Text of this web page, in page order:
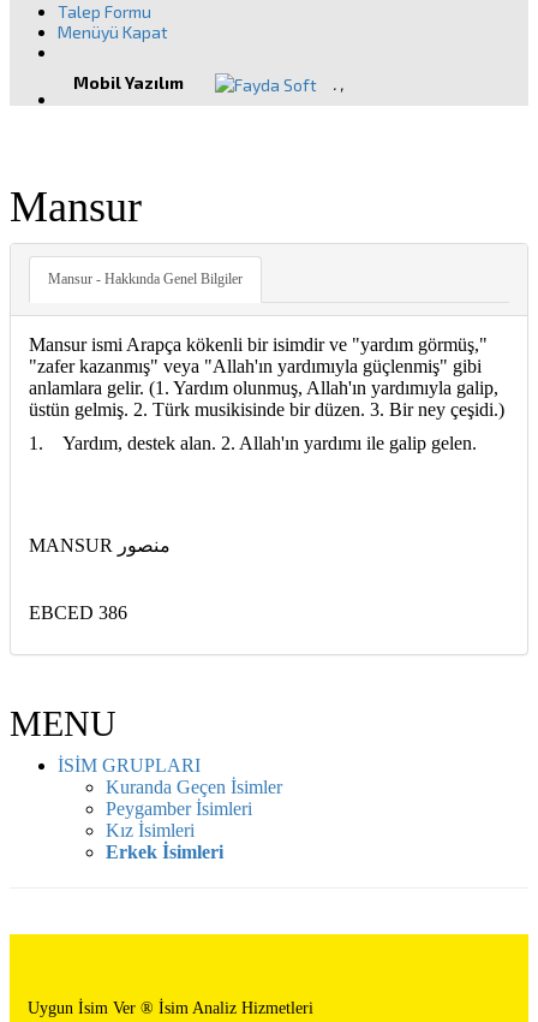
Talep Formu
Menüyü Kapat
Mobil Yazılım . ,
Mansur
Mansur - Hakkında Genel Bilgiler
Mansur ismi Arapça kökenli bir isimdir ve "yardım görmüş,"
"zafer kazanmış" veya "Allah'ın yardımıyla güçlenmiş" gibi
anlamlara gelir. (1. Yardım olunmuş, Allah'ın yardımıyla galip,
üstün gelmiş. 2. Türk musikisinde bir düzen. 3. Bir ney çeşidi.)
1. Yardım, destek alan. 2. Allah'ın yardımı ile galip gelen.
MANSUR منصور
EBCED 386
MENU
İSİM GRUPLARI
Kuranda Geçen İsimler
Peygamber İsimleri
Kız İsimleri
Erkek İsimleri
Uygun İsim Ver ® İsim Analiz Hizmetleri